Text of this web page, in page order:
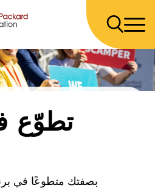
تطوّع
بصفتك متطوعًا في